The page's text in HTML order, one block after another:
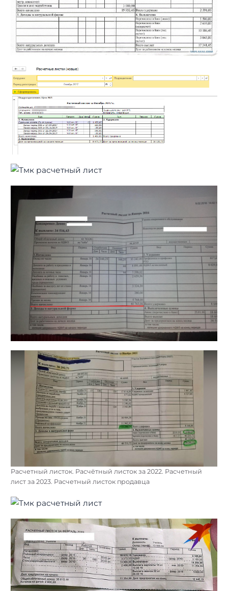
Расчетный листок. Расчётный листок за 2022. Расчетный
лист за 2023. Расчетный листок продавца